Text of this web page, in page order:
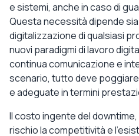
e sistemi, anche in caso di
Questa necessità dipende
digitalizzazione di qualsiasi
nuovi paradigmi di lavoro
continua comunicazione e
scenario, tutto deve
e adeguate in termini
Il costo ingente del
rischio la competitività e